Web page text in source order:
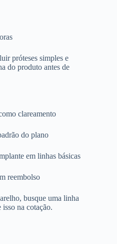
próteses simples e
do produto antes de
clareamento
do plano
em linhas básicas
reembolso
busque uma linha
isso na cotação.